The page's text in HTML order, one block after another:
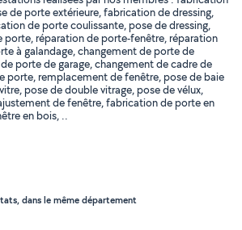
de porte extérieure, fabrication de dressing,
de porte coulissante, pose de dressing,
réparation de porte-fenêtre, réparation
à galandage, changement de porte de
porte de garage, changement de cadre de
porte, remplacement de fenêtre, pose de baie
pose de double vitrage, pose de vélux,
de fenêtre, fabrication de porte en
en bois, ..
dans le même département